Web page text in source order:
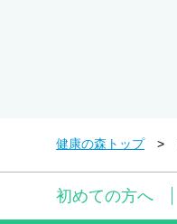
健康の森トップ
初めての方へ